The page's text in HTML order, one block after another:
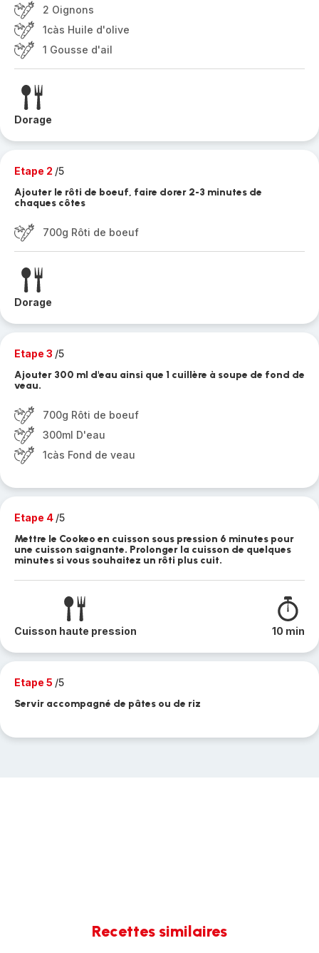
2 Oignons
1càs Huile d'olive
1 Gousse d'ail
Dorage
Etape 2 /5
Ajouter le rôti de boeuf, faire dorer 2-3 minutes de
chaques côtes
700g Rôti de boeuf
Dorage
Etape 3 /5
Ajouter 300 ml d'eau ainsi que 1 cuillère à soupe de fond de
veau.
700g Rôti de boeuf
300ml D'eau
1càs Fond de veau
Etape 4 /5
Mettre le Cookeo en cuisson sous pression 6 minutes pour
une cuisson saignante. Prolonger la cuisson de quelques
minutes si vous souhaitez un rôti plus cuit.
Cuisson haute pression 10 min
Etape 5 /5
Servir accompagné de pâtes ou de riz
Recettes similaires